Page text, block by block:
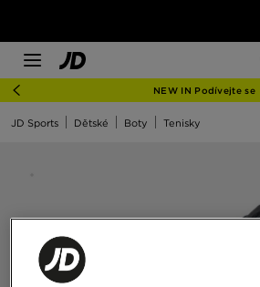
NEW IN Podívejte se
JD Sports Dětské Boty Tenisky